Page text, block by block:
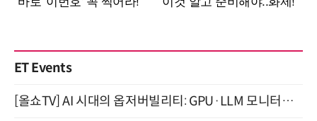
ET Events
[올쇼TV] AI 시대의 옵저버빌리티: GPU·LLM 모니터링부터 AI 기반 장애 대응까지 (8/11 생방송)